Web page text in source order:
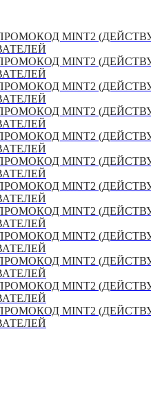
MINT2
MINT2
MINT2
MINT2
MINT2
MINT2
MINT2
MINT2
MINT2
MINT2
MINT2
MINT2